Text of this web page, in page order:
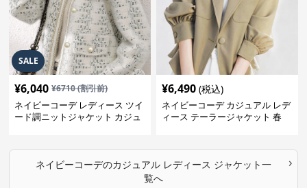
SALE
¥6,040 ¥6710(割引前)
ネイビーコーデ レディース ツイ
ード調ニットジャケット カジュ
¥6,490 (税込)
ネイビーコーデ カジュアル レデ
ィース テーラージャケット 春
ネイビーコーデのカジュアル レディース ジャケット一
覧へ
›